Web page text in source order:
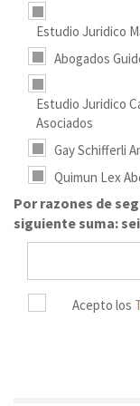
Estudio Juridico
Abogados
Estudio Juridico
Asociados
Gay Schifferli
Quimun Lex
Por razones de
siguiente suma:
Acepto los